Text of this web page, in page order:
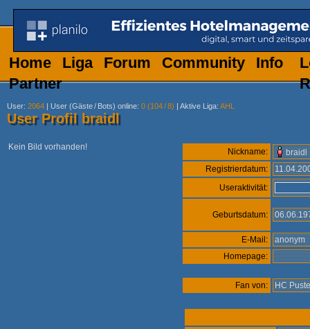
Home Liga Forum Community
Info
Partner
User: 2064 | User (Gäste/ Bots) online: 0 (104/8) | Aktive Liga: AHL
User Profil braidl
Kein Bild vorhanden! Nickname:
braidl
Registrierdatum:
Useraktivität:
Geburtsdatum:
E-Mail:
anonym
Homepage:
Fan von: HC